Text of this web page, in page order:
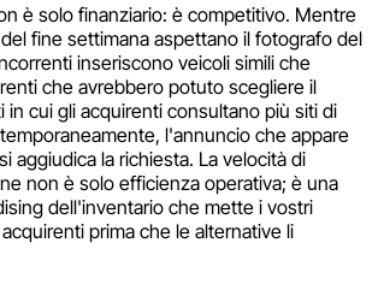
è solo finanziario: è competitivo. Mentre
fine settimana aspettano il fotografo del
inseriscono veicoli simili che
che avrebbero potuto scegliere il
in cui gli acquirenti consultano più siti di
l'annuncio che appare
aggiudica la richiesta. La velocità di
non è solo efficienza operativa; è una
dell'inventario che mette i vostri
prima che le alternative li